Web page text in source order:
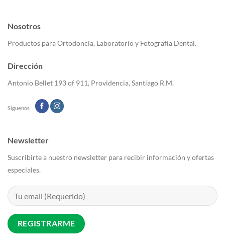
Nosotros
Productos para Ortodoncia, Laboratorio y Fotografía Dental.
Dirección
Antonio Bellet 193 of 911, Providencia, Santiago R.M.
Siguenos
Newsletter
Suscribirte a nuestro newsletter para recibir información y ofertas
especiales.